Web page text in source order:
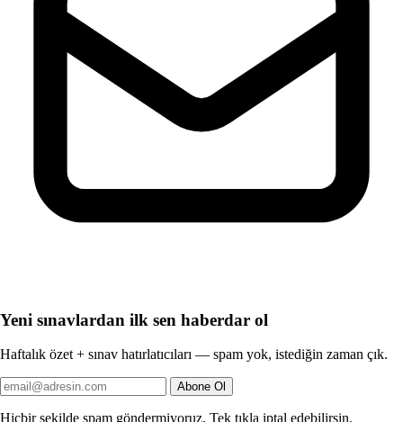
Yeni sınavlardan ilk sen haberdar ol
Haftalık özet + sınav hatırlatıcıları — spam yok, istediğin zaman çık.
Abone Ol
Hiçbir şekilde spam göndermiyoruz. Tek tıkla iptal edebilirsin.